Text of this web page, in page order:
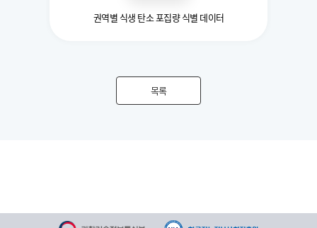
권역별 식생 탄소 포집량 식별 데이터
목록